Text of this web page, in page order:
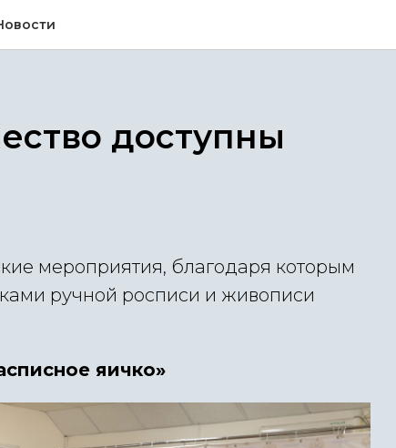
доступны
мероприятия, благодаря которым
ручной росписи и живописи
яичко»